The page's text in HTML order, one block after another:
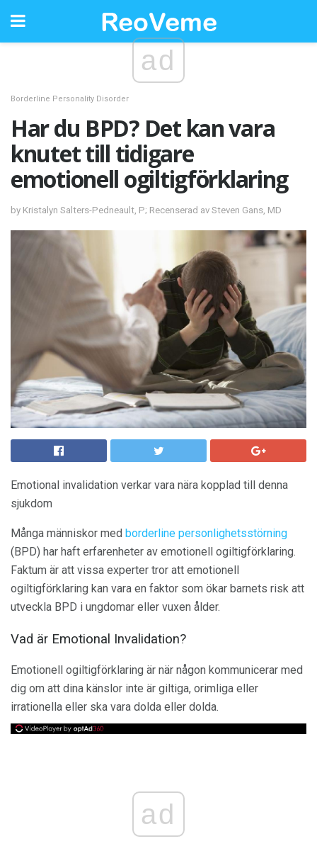
ad
Borderline Personality Disorder
Har du BPD? Det kan vara
knutet till tidigare
emotionell ogiltigförklaring
by Kristalyn Salters-Pedneault, P; Recenserad av Steven Gans, MD
Emotional invalidation verkar vara nära kopplad till denna
sjukdom
Många människor med borderline personlighetsstörning
(BPD) har haft erfarenheter av emotionell ogiltigförklaring.
Faktum är att vissa experter tror att emotionell
ogiltigförklaring kan vara en faktor som ökar barnets risk att
utveckla BPD i ungdomar eller vuxen ålder.
Vad är Emotional Invalidation?
Emotionell ogiltigförklaring är när någon kommunicerar med
dig om att dina känslor inte är giltiga, orimliga eller
irrationella eller ska vara dolda eller dolda.
ad